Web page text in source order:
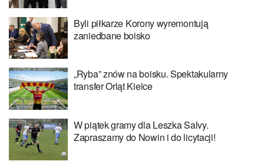
Byli piłkarze Korony wyremontują
zaniedbane boisko
„Ryba” znów na boisku. Spektakularny
transfer Orląt Kielce
W piątek gramy dla Leszka Salvy.
Zapraszamy do Nowin i do licytacji!